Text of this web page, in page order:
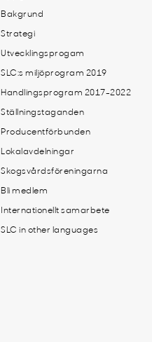
Bakgrund
Strategi
Utvecklingsprogam
SLC:s miljöprogram 2019
Handlingsprogram 2017-2022
Ställningstaganden
Producentförbunden
Lokalavdelningar
Skogsvårdsföreningarna
Bli medlem
Internationellt samarbete
SLC in other languages